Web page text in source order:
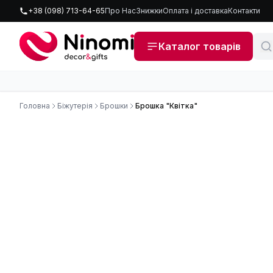
+38 (098) 713-64-65Про НасЗнижкиОплата і доставкаКонтакти
Каталог товарів
Головна Біжутерія Брошки Брошка "Квітка"